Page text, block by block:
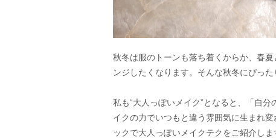
秋冬は服のトーンも落ち着くからか、春
ンジしたくなります。そんな秋冬にぴっ
私も“大人っぽいメイク”となると、「自
イクの力でいつもと違う雰囲気に生まれ
ックで大人っぽいメイクテクをご紹介しま